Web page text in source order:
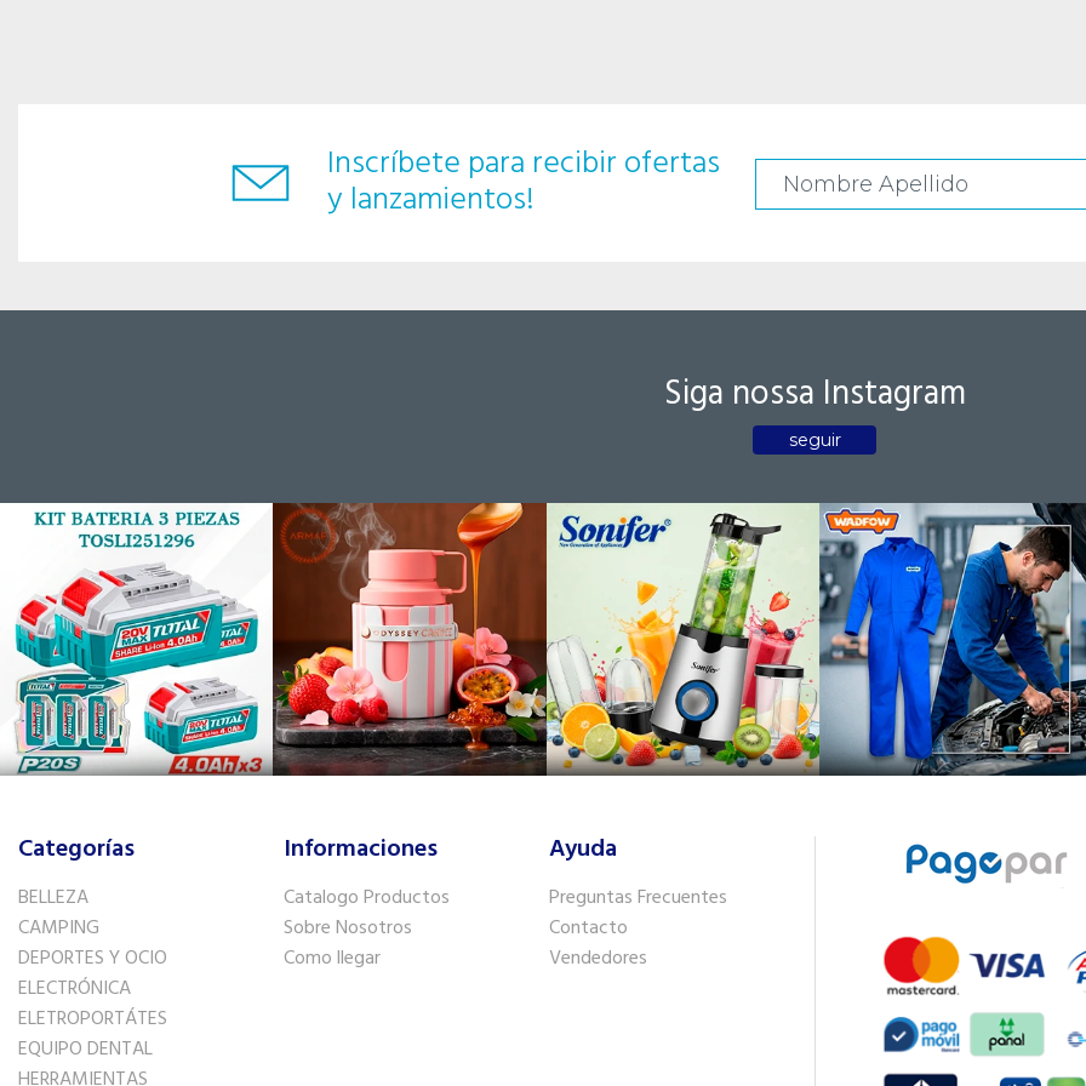
Inscríbete para recibir ofertas
y lanzamientos!
Siga nossa Instagram
seguir
Categorías
BELLEZA
CAMPING
DEPORTES Y OCIO
ELECTRÓNICA
ELETROPORTÁTES
EQUIPO DENTAL
Informaciones
Catalogo Productos
Sobre Nosotros
Como llegar
Ayuda
Preguntas Frecuentes
Contacto
Vendedores